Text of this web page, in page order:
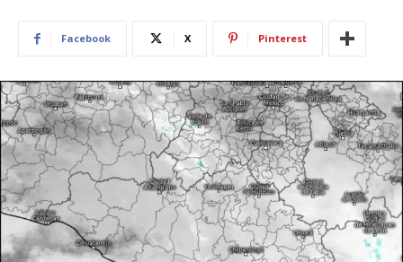
Facebook X Pinterest